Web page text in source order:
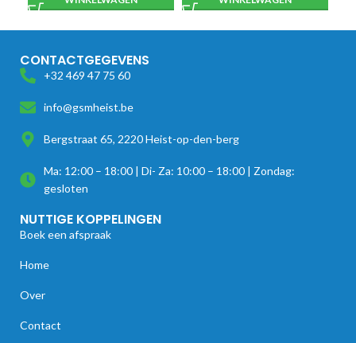
CONTACTGEGEVENS
+32 469 47 75 60
info@gsmheist.be
Bergstraat 65, 2220 Heist-op-den-berg
Ma: 12:00 – 18:00 | Di- Za: 10:00 – 18:00 | Zondag:
gesloten
NUTTIGE KOPPELINGEN
Boek een afspraak
Home
Over
Contact